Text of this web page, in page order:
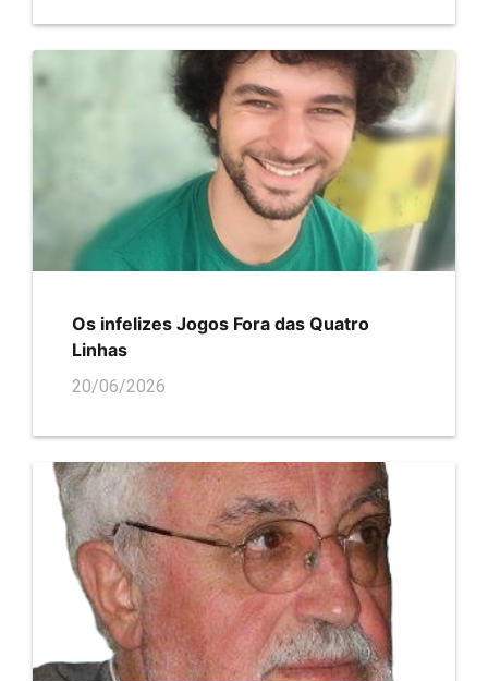
Os infelizes Jogos Fora das Quatro
Linhas
20/06/2026